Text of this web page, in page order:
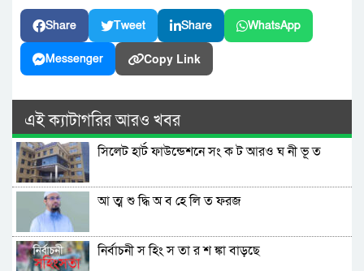
Share Tweet Share WhatsApp
Messenger Copy Link
এই ক্যাটাগরির আরও খবর
সিলেট হার্ট ফাউন্ডেশনে সং ক ট আরও ঘ নী ভূ ত
আ ত্ম শু দ্ধি অ ব হে লি ত ফরজ
নির্বাচনী স হিং স তা র শ ঙ্কা বাড়ছে